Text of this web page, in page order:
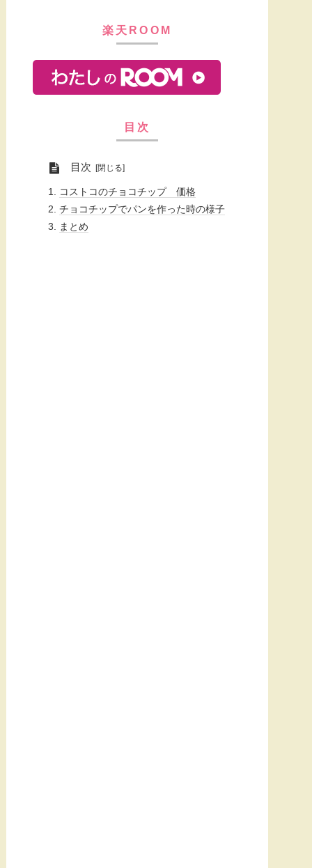
楽天ROOM
目次
目次
コストコのチョコチップ 価格
チョコチップでパンを作った時の様子
まとめ